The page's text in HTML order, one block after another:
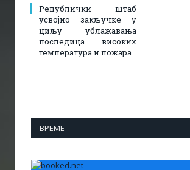
Републички штаб
усвојио закључке у
циљу ублажавања
последица високих
температура и пожара​
ВРЕМЕ